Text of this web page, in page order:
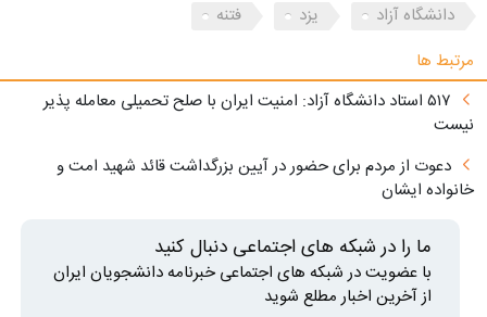
دانشگاه آزاد
یزد
فتنه
مرتبط ها
۵۱۷ استاد دانشگاه آزاد: امنیت ایران با صلح تحمیلی معامله‌ پذیر
نیست
دعوت از مردم برای حضور در آیین بزرگداشت قائد شهید امت و
خانواده ایشان
ما را در شبکه های اجتماعی دنبال کنید
با عضویت در شبکه های اجتماعی خبرنامه دانشجویان ایران
از آخرین اخبار مطلع شوید